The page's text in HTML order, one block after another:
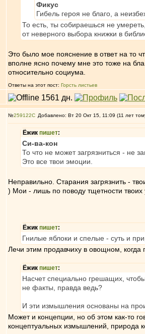
Фикус
Гибель героя не благо, а
То есть, ты собираешься не
от неверного выбора книжки в
Это было мое пояснение в ответ на то
вполне ясно почему мне это тоже на
относительно социума.
Ответы на этот пост: Горсть листьев
№259122 Добавлено: Вт 20 Окт 15, 11:09 (11 лет
Ёжик пишет:
Си-ва-кон
То что не может загрязниться - не
Это все твои эмоции.
Неправильно. Старания загрязнить -
) Мои - лишь по поводу тщетности
Ёжик пишет:
Гнилые яблоки и спелые - суть и
Лечи этим продавчиху в овощном, когда
Ёжик пишет:
Насчет специально грешащих,
не факты, правда ведь?
И эти измышления основаны на
Может и концепции, но об этом как-то
концептуальных измышлений, природа